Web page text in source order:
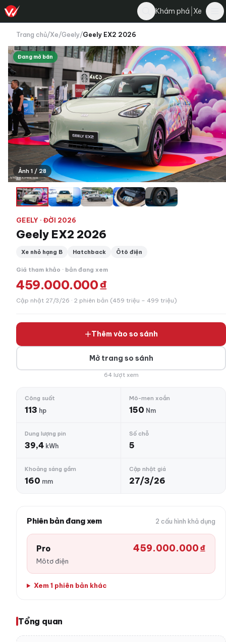
Khám phá Xe
Trang chủ/Xe/Geely/Geely EX2 2026
Đang mở bán
Ảnh 1 / 28
GEELY · ĐỜI 2026
Geely EX2 2026
Xe nhỏ hạng B Hatchback Ôtô điện
Giá tham khảo · bản đang xem
459.000.000 ₫
Cập nhật 27/3/26 · 2 phiên bản (459 triệu – 499 triệu)
Thêm vào so sánh
Mở trang so sánh
64 lượt xem
Công suất
113 hp
Mô-men xoắn
150 Nm
Dung lượng pin
39,4 kWh
Số chỗ
5
Khoảng sáng gầm
160 mm
Cập nhật giá
27/3/26
Phiên bản đang xem 2 cấu hình khả dụng
Pro
Môtơ điện
459.000.000 ₫
Xem 1 phiên bản khác
Tổng quan